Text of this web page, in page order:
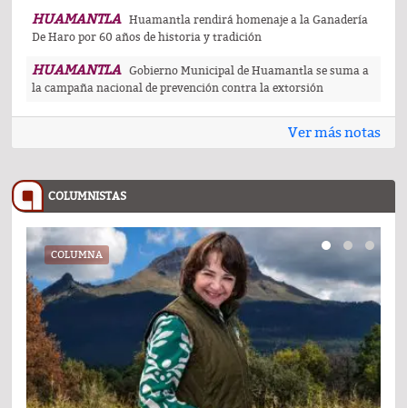
HUAMANTLA
Huamantla rendirá homenaje a la Ganadería
De Haro por 60 años de historia y tradición
HUAMANTLA
Gobierno Municipal de Huamantla se suma a
la campaña nacional de prevención contra la extorsión
Ver más notas
COLUMNISTAS
COLUMNA